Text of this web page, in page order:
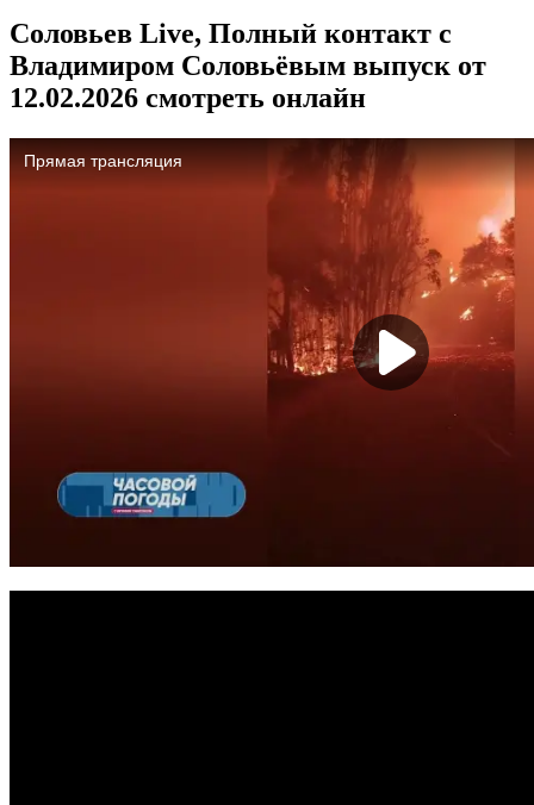
Соловьев Live, Полный контакт с
Владимиром Соловьёвым выпуск от
12.02.2026 смотреть онлайн